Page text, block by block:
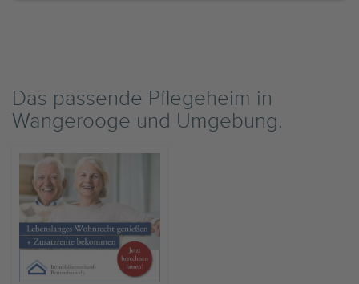
Das passende Pflegeheim in
Wangerooge und Umgebung.